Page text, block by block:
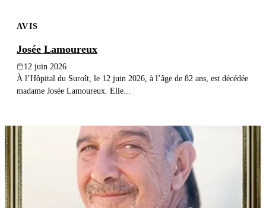
AVIS
Josée Lamoureux
12 juin 2026
À l’Hôpital du Suroît, le 12 juin 2026, à l’âge de 82 ans, est décédée
madame Josée Lamoureux. Elle...